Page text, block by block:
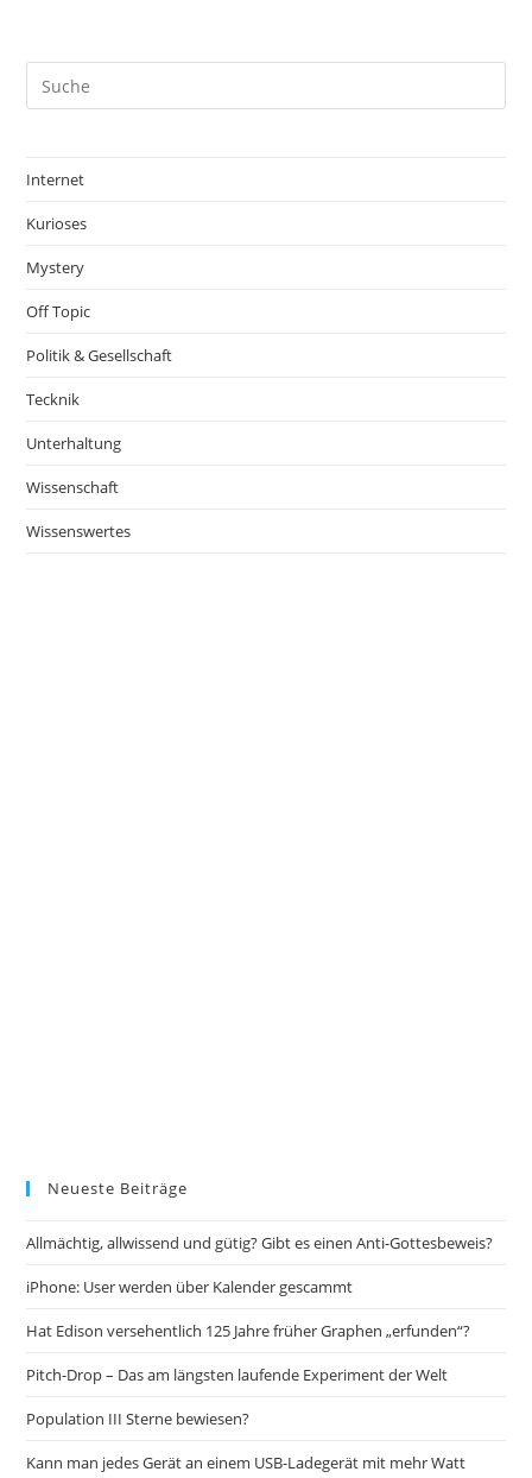
Internet
Kurioses
Mystery
Off Topic
Politik & Gesellschaft
Tecknik
Unterhaltung
Wissenschaft
Wissenswertes
Neueste Beiträge
Allmächtig, allwissend und gütig? Gibt es einen Anti-Gottesbeweis?
iPhone: User werden über Kalender gescammt
Hat Edison versehentlich 125 Jahre früher Graphen „erfunden“?
Pitch-Drop – Das am längsten laufende Experiment der Welt
Population III Sterne bewiesen?
Kann man jedes Gerät an einem USB-Ladegerät mit mehr Watt